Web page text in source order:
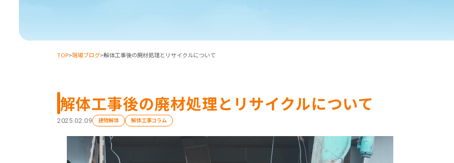
TOP>現場ブログ>解体工事後の廃材処理とリサイクルについて
解体工事後の廃材処理とリサイクルについて
2025.02.09 建物解体 解体工事コラム